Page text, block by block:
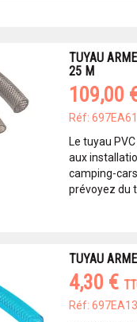
TUYAU
25 M
109,00
Réf:
Le tuyau
aux
camping-
prévoyez du
TUYAU
4,30 €
Réf: